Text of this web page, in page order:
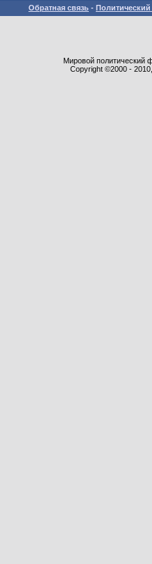
Обратная связь -
Мировой политический
Copyright ©2000 -